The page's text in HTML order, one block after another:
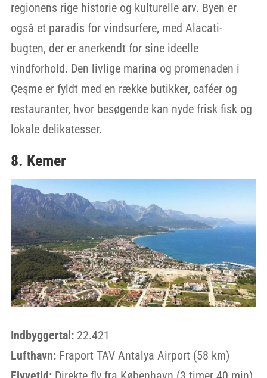
regionens rige historie og kulturelle arv. Byen er
også et paradis for vindsurfere, med Alacati-
bugten, der er anerkendt for sine ideelle
vindforhold. Den livlige marina og promenaden i
Çeşme er fyldt med en række butikker, caféer og
restauranter, hvor besøgende kan nyde frisk fisk og
lokale delikatesser.
8. Kemer
Indbyggertal:22.421
Lufthavn:Fraport TAV Antalya Airport (58 km)